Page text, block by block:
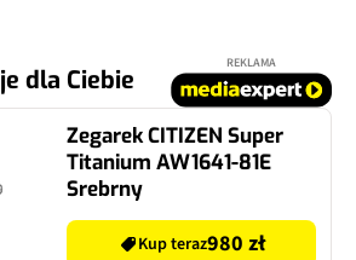
dla Ciebie
REKLAMA
Zegarek CITIZEN Super
Titanium AW1641-81E
Srebrny
Kup teraz980 zł